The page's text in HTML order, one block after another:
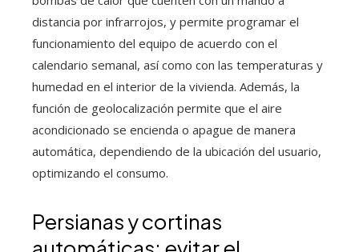
distancia por infrarrojos, y permite programar el
funcionamiento del equipo de acuerdo con el
calendario semanal, así como con las temperaturas y
humedad en el interior de la vivienda. Además, la
función de geolocalización permite que el aire
acondicionado se encienda o apague de manera
automática, dependiendo de la ubicación del usuario,
optimizando el consumo.
Persianas y cortinas